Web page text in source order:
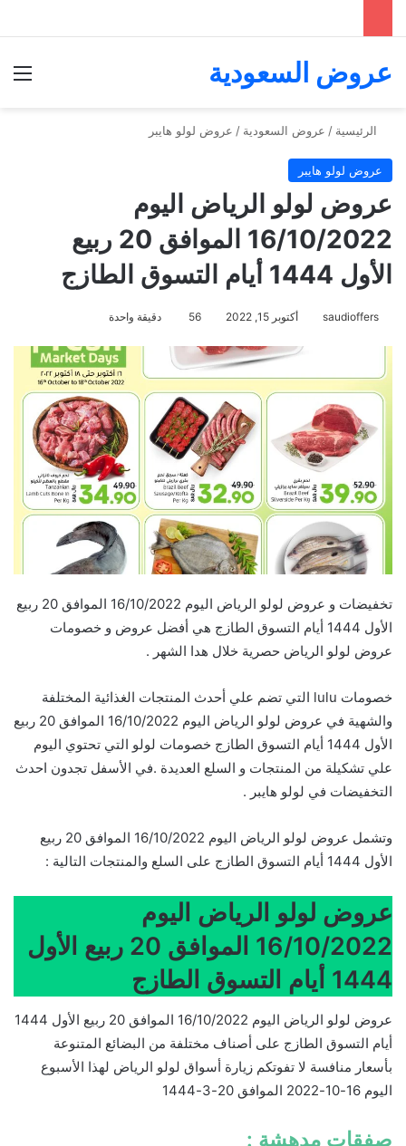
عروض السعودية
الرئيسية / عروض السعودية / عروض لولو هايبر
عروض لولو هايبر
عروض لولو الرياض اليوم
16/10/2022 الموافق 20 ربيع
الأول 1444 أيام التسوق الطازج
saudioffers أكتوبر 15, 2022 56 دقيقة واحدة
تخفيضات و عروض لولو الرياض اليوم 16/10/2022 الموافق 20 ربيع
الأول 1444 أيام التسوق الطازج هي أفضل عروض و خصومات
عروض لولو الرياض حصرية خلال هدا الشهر .
خصومات lulu التي تضم علي أحدث المنتجات الغذائية المختلفة
والشهية في عروض لولو الرياض اليوم 16/10/2022 الموافق 20 ربيع
الأول 1444 أيام التسوق الطازج خصومات لولو التي تحتوي اليوم
علي تشكيلة من المنتجات و السلع العديدة .في الأسفل تجدون احدث
التخفيضات في لولو هايبر .
وتشمل عروض لولو الرياض اليوم 16/10/2022 الموافق 20 ربيع
الأول 1444 أيام التسوق الطازج على السلع والمنتجات التالية :
عروض لولو الرياض اليوم
16/10/2022 الموافق 20 ربيع الأول
1444 أيام التسوق الطازج
عروض لولو الرياض اليوم 16/10/2022 الموافق 20 ربيع الأول 1444
أيام التسوق الطازج على أصناف مختلفة من البضائع المتنوعة
بأسعار منافسة لا تفوتكم زيارة أسواق لولو الرياض لهذا الأسبوع
اليوم 16-10-2022 الموافق 20-3-1444
صفقات مدهشة :